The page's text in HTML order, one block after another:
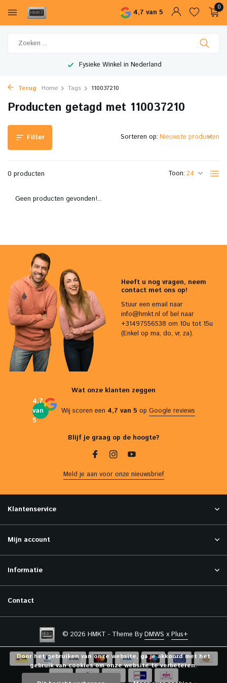
4,7 van 5
0
Fysieke Winkel in Nederland
Terug Home Tags 110037210
Producten getagd met 110037210
Filter
0 producten Toon:
Sorteren op:
Geen producten gevonden!...
Heeft u nog vragen, neem
contact met ons op!
Stuur een email naar
info@hmkt.nl of bel naar
+31497556538 om 10u tot 15u
(Enkel op ma, do, vr, za).
Wat onze klanten zeggen
4,7
van
5
Wij scoren een 4,7 van 5 op Google reviews
Blijf je graag op de hoogte?
Meld je aan voor onze nieuwsbrief
Klantenservice
Mijn account
Informatie
Contact
© 2026 HMKT - Theme By DMWS x Plus+
Door het gebruiken van onze website, ga je akkoord met het
gebruik van cookies om onze website te verbeteren.